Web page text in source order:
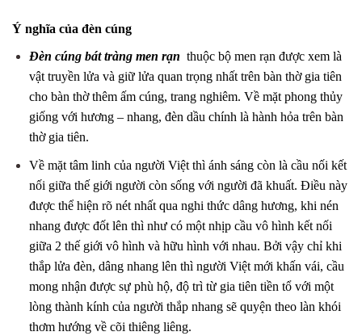
Ý nghĩa của đèn cúng
Đèn cúng bát tràng men rạn thuộc bộ men rạn được xem là
vật truyền lửa và giữ lửa quan trọng nhất trên bàn thờ gia tiên
cho bàn thờ thêm ấm cúng, trang nghiêm. Về mặt phong thủy
giống với hương – nhang, đèn dầu chính là hành hỏa trên bàn
thờ gia tiên.
Về mặt tâm linh của người Việt thì ánh sáng còn là cầu nối kết
nối giữa thế giới người còn sống với người đã khuất. Điều này
được thể hiện rõ nét nhất qua nghi thức dâng hương, khi nén
nhang được đốt lên thì như có một nhịp cầu vô hình kết nối
giữa 2 thế giới vô hình và hữu hình với nhau. Bởi vậy chỉ khi
thắp lửa đèn, dâng nhang lên thì người Việt mới khấn vái, cầu
mong nhận được sự phù hộ, độ trì từ gia tiên tiền tổ với một
lòng thành kính của người thắp nhang sẽ quyện theo làn khói
thơm hướng về cõi thiêng liêng.